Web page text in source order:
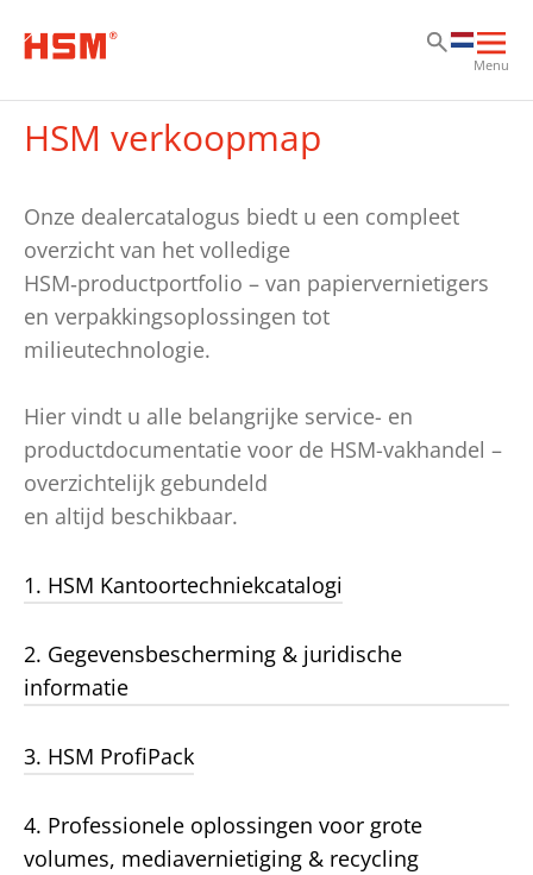
Menu
HSM verkoopmap
Onze dealercatalogus biedt u een compleet
overzicht van het volledige
HSM‑productportfolio – van papiervernietigers
en verpakkingsoplossingen tot
milieutechnologie.
Hier vindt u alle belangrijke service- en
productdocumentatie voor de HSM-vakhandel –
overzichtelijk gebundeld
en altijd beschikbaar.
1. HSM Kantoortechniekcatalogi
2. Gegevensbescherming & juridische
informatie
3. HSM ProfiPack
4. Professionele oplossingen voor grote
volumes, mediavernietiging & recycling